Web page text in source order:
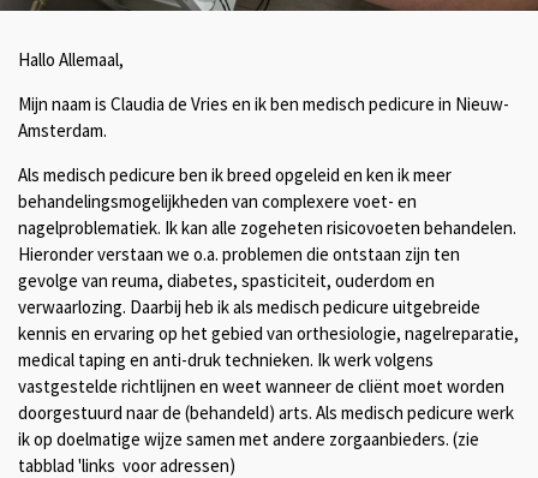
Hallo Allemaal,
Mijn naam is Claudia de Vries en ik ben medisch pedicure in Nieuw-
Amsterdam.
Als medisch pedicure ben ik breed opgeleid en ken ik meer
behandelingsmogelijkheden van complexere voet- en
nagelproblematiek. Ik kan alle zogeheten risicovoeten behandelen.
Hieronder verstaan we o.a. problemen die ontstaan zijn ten
gevolge van reuma, diabetes, spasticiteit, ouderdom en
verwaarlozing. Daarbij heb ik als medisch pedicure uitgebreide
kennis en ervaring op het gebied van orthesiologie, nagelreparatie,
medical taping en anti-druk technieken. Ik werk volgens
vastgestelde richtlijnen en weet wanneer de cliënt moet worden
doorgestuurd naar de (behandeld) arts. Als medisch pedicure werk
ik op doelmatige wijze samen met andere zorgaanbieders. (zie
tabblad 'links voor adressen)